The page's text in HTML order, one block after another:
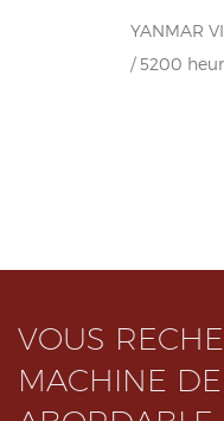
YANMAR
/ 5200
VOUS
MACHINE